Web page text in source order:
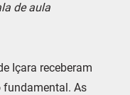
de aula
Içara receberam
fundamental. As